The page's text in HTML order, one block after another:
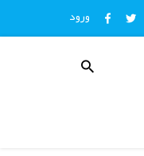
ورود
منوی
کاربری